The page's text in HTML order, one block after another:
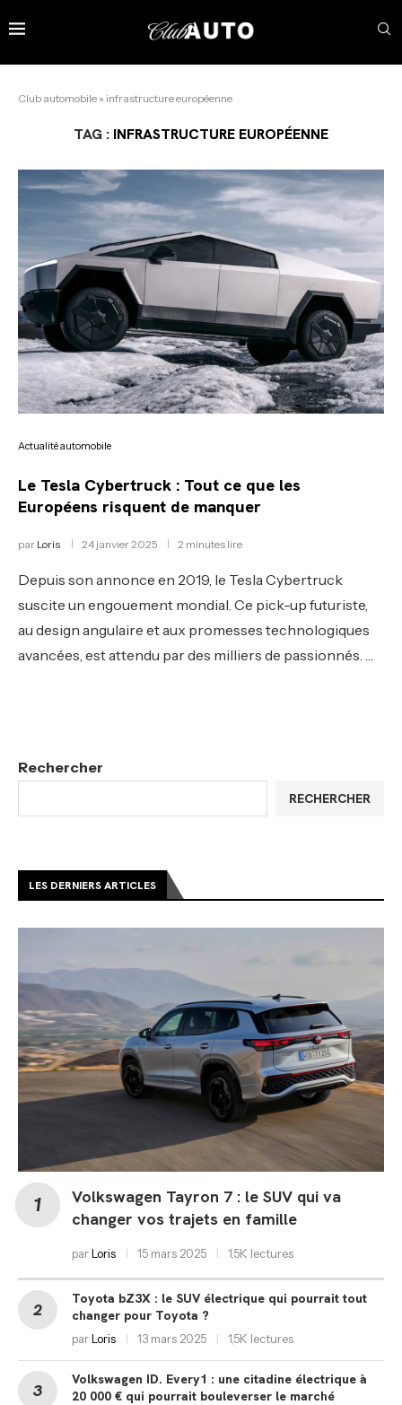
Club automobile » infrastructure européenne
TAG : INFRASTRUCTURE EUROPÉENNE
Actualité automobile
Le Tesla Cybertruck : Tout ce que les
Européens risquent de manquer
par Loris 24 janvier 2025 2 minutes lire
Depuis son annonce en 2019, le Tesla Cybertruck
suscite un engouement mondial. Ce pick-up futuriste,
au design angulaire et aux promesses technologiques
avancées, est attendu par des milliers de passionnés. …
Rechercher
RECHERCHER
LES DERNIERS ARTICLES
Volkswagen Tayron 7 : le SUV qui va
changer vos trajets en famille
parLoris 15 mars 2025 1,5K lectures
Toyota bZ3X : le SUV électrique qui pourrait tout
changer pour Toyota ?
parLoris 13 mars 2025 1,5K lectures
Volkswagen ID. Every1 : une citadine électrique à
20 000 € qui pourrait bouleverser le marché